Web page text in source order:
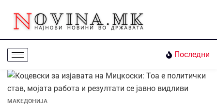
Последни
МАКЕДОНИЈА